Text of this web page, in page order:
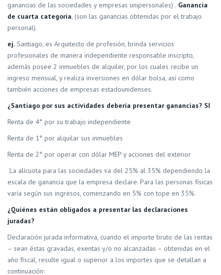
ganancias de las sociedades y empresas unipersonales) . Ganancia
de cuarta categoría, (son las ganancias obtenidas por el trabajo
personal).
ej. Santiago, es Arquitecto de profesión, brinda servicios
profesionales de manera independiente responsable inscripto,
además posee 2 inmuebles de alquiler, por los cuales recibe un
ingreso mensual, y realiza inversiones en dólar bolsa, asi como
también acciones de empresas estadounidenses.
¿Santiago por sus actividades debería presentar ganancias? SI
Renta de 4° por su trabajo independiente
Renta de 1° por alquilar sus inmuebles
Renta de 2° por operar con dólar MEP y acciones del exterior
La alícuota para las sociedades va del 25% al 35% dependiendo la
escala de ganancia que la empresa declare. Para las personas físicas
varía según sus ingresos, comenzando en 5% con tope en 35%.
¿Quiénes están obligados a presentar las declaraciones
juradas?
Declaración jurada informativa, cuando el importe bruto de las rentas
– sean éstas gravadas, exentas y/o no alcanzadas – obtenidas en el
año fiscal, resulte igual o superior a los importes que se detallan a
continuación: